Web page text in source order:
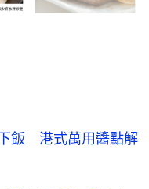
下飯 港式萬用醬點解